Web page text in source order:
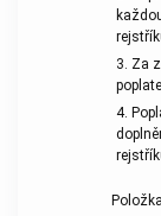
3. Za
4.